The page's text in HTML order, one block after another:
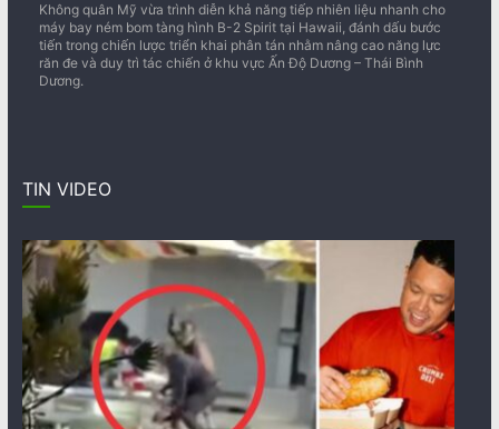
Không quân Mỹ vừa trình diễn khả năng tiếp nhiên liệu nhanh cho
máy bay ném bom tàng hình B-2 Spirit tại Hawaii, đánh dấu bước
tiến trong chiến lược triển khai phân tán nhằm nâng cao năng lực
răn đe và duy trì tác chiến ở khu vực Ấn Độ Dương – Thái Bình
Dương.
TIN VIDEO